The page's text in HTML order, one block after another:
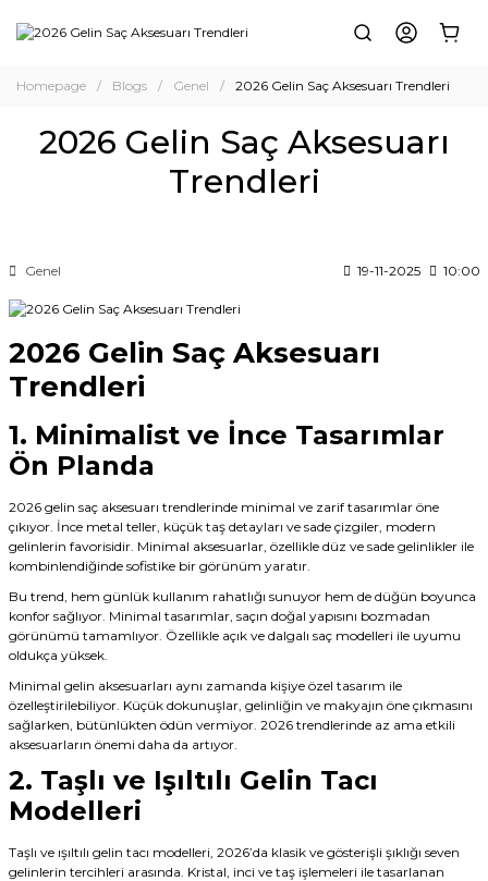
Homepage Blogs Genel 2026 Gelin Saç Aksesuarı Trendleri
2026 Gelin Saç Aksesuarı
Trendleri
Genel 19-11-2025 10:00
2026 Gelin Saç Aksesuarı
Trendleri
1. Minimalist ve İnce Tasarımlar
Ön Planda
2026 gelin saç aksesuarı trendlerinde minimal ve zarif tasarımlar öne
çıkıyor. İnce metal teller, küçük taş detayları ve sade çizgiler, modern
gelinlerin favorisidir. Minimal aksesuarlar, özellikle düz ve sade gelinlikler ile
kombinlendiğinde sofistike bir görünüm yaratır.
Bu trend, hem günlük kullanım rahatlığı sunuyor hem de düğün boyunca
konfor sağlıyor. Minimal tasarımlar, saçın doğal yapısını bozmadan
görünümü tamamlıyor. Özellikle açık ve dalgalı saç modelleri ile uyumu
oldukça yüksek.
Minimal gelin aksesuarları aynı zamanda kişiye özel tasarım ile
özelleştirilebiliyor. Küçük dokunuşlar, gelinliğin ve makyajın öne çıkmasını
sağlarken, bütünlükten ödün vermiyor. 2026 trendlerinde az ama etkili
aksesuarların önemi daha da artıyor.
2. Taşlı ve Işıltılı Gelin Tacı
Modelleri
Taşlı ve ışıltılı gelin tacı modelleri, 2026’da klasik ve gösterişli şıklığı seven
gelinlerin tercihleri arasında. Kristal, inci ve taş işlemeleri ile tasarlanan